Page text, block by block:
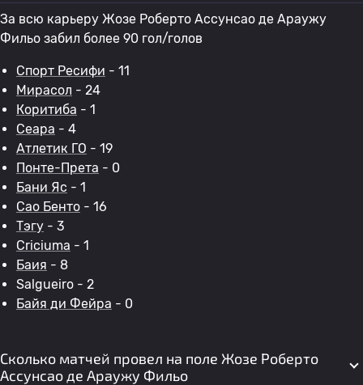
За всю карьеру Жозе Роберто Ассунсао де Араужу
Фильо забил более 90 гол/голов
Спорт Ресифи - 11
Мирасол - 24
Коритиба - 1
Сеара - 4
Атлетик ГО - 19
Понте-Прета - 0
Бани Яс - 1
Сао Бенто - 16
Тэгу - 3
Criciuma - 1
Баия - 8
Salgueiro - 2
Байя ди Фейра - 0
Сколько матчей провел на поле Жозе Роберто
Ассунсао де Араужу Фильо